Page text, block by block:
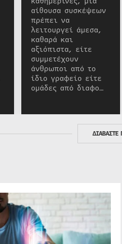
αίθουσα συσκέψεων
πρέπει να
λειτουργεί άμεσα,
καθαρά και
αξιόπιστα, είτε
συμμετέχουν
άνθρωποι από το
ίδιο γραφείο είτε
ομάδες από διαφο…
ΔΙΑΒΑΣΤΕ